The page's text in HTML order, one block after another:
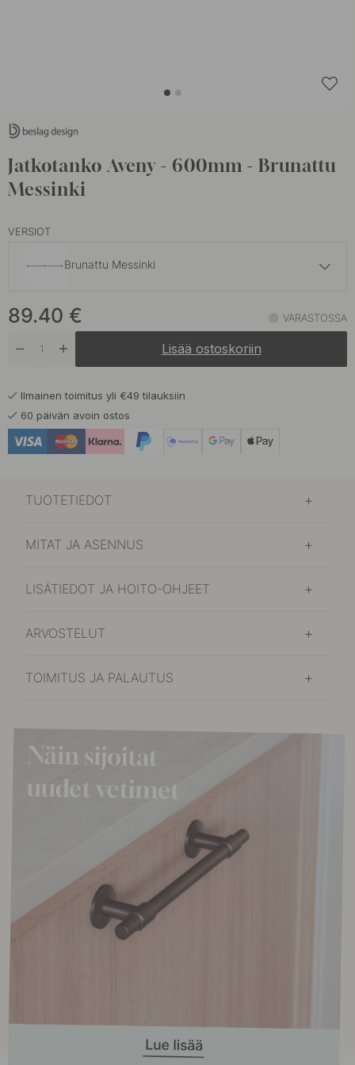
Jatkotanko Aveny - 600mm - Brunattu
Messinki
VERSIOT
Brunattu Messinki
Harjattu Teräs Varastossa
Varastossa
Mattamusta
92.50 €
89.40 € VARASTOSSA
Lisää ostoskoriin
Ilmainen toimitus yli €49 tilauksiin
60 päivän avoin ostos
TUOTETIEDOT
MITAT JA ASENNUS
LISÄTIEDOT JA HOITO-OHJEET
ARVOSTELUT
TOIMITUS JA PALAUTUS